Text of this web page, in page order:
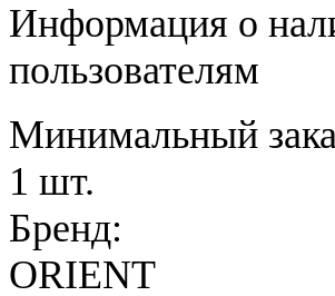
Информация о
пользователям
Минимальный
1 шт.
Бренд:
ORIENT